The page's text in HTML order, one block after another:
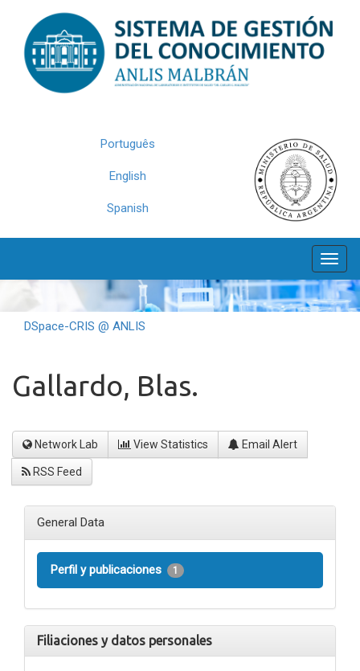
navigation
Português
English
Spanish
DSpace-CRIS @ ANLIS
Gallardo, Blas.
Network Lab View Statistics Email Alert
RSS Feed
General Data
Perfil y publicaciones 1
Filiaciones y datos personales